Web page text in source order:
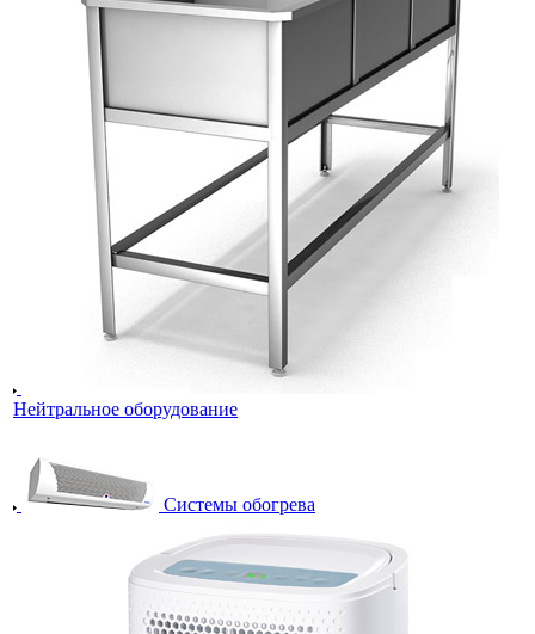
Нейтральное оборудование
Системы обогрева